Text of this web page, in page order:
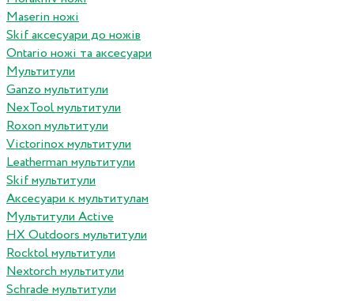
Maserin ножі
Skif аксесуари до ножів
Ontario ножі та аксесуари
Мультитули
Ganzo мультитули
NexTool мультитули
Roxon мультитули
Victorinox мультитули
Leatherman мультитули
Skif мультитули
Аксесуари к мультитулам
Мультитули Active
HX Outdoors мультитули
Rocktol мультитули
Nextorch мультитули
Schrade мультитули